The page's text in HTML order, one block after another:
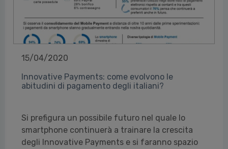
15/04/2020
Innovative Payments: come evolvono le
abitudini di pagamento degli italiani?
Si prefigura un possibile futuro nel quale lo
smartphone continuerà a trainare la crescita
degli Innovative Payments e si faranno spazio